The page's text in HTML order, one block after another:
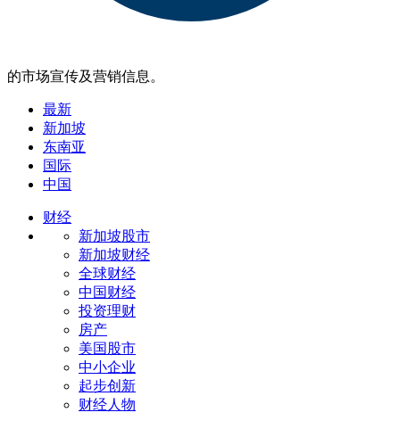
的市场宣传及营销信息。
最新
新加坡
东南亚
国际
中国
财经
新加坡股市
新加坡财经
全球财经
中国财经
投资理财
房产
美国股市
中小企业
起步创新
财经人物